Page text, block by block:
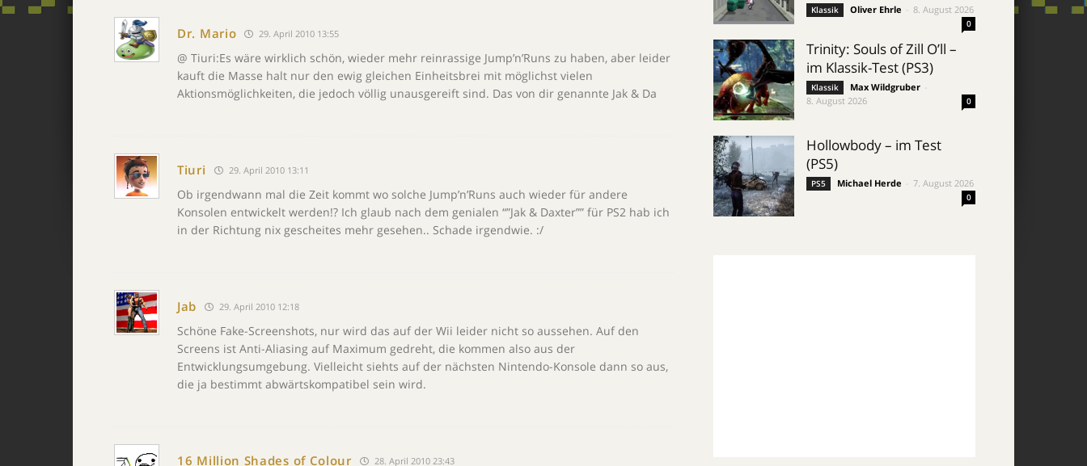
Dr. Mario 29. April 2010 13:55
@ Tiuri:Es wäre wirklich schön, wieder mehr reinrassige Jump’n’Runs zu haben, aber leider
kauft die Masse halt nur den ewig gleichen Einheitsbrei mit möglichst vielen
Aktionsmöglichkeiten, die jedoch völlig unausgereift sind. Das von dir genannte Jak & Da
Tiuri 29. April 2010 13:11
Ob irgendwann mal die Zeit kommt wo solche Jump’n’Runs auch wieder für andere
Konsolen entwickelt werden!? Ich glaub nach dem genialen “”Jak & Daxter”” für PS2 hab ich
in der Richtung nix gescheites mehr gesehen.. Schade irgendwie. :/
Jab 29. April 2010 12:18
Schöne Fake-Screenshots, nur wird das auf der Wii leider nicht so aussehen. Auf den
Screens ist Anti-Aliasing auf Maximum gedreht, die kommen also aus der
Entwicklungsumgebung. Vielleicht siehts auf der nächsten Nintendo-Konsole dann so aus,
die ja bestimmt abwärtskompatibel sein wird.
16 Million Shades of Colour 28. April 2010 23:43
Klassik Oliver Ehrle 8. August 2026
0
Trinity: Souls of Zill O’ll –
im Klassik-Test (PS3)
Klassik Max Wildgruber
8. August 2026
0
Hollowbody – im Test
(PS5)
PS5 Michael Herde 7. August 2026
0